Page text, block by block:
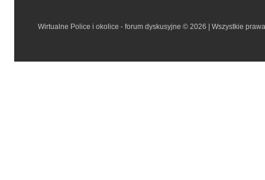
Wirtualne Police i okolice - forum dyskusyjne © 2026 | Wszystkie